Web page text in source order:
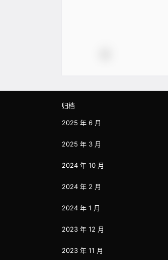
归档
2025 年 6 月
2025 年 3 月
2024 年 10 月
2024 年 2 月
2024 年 1 月
2023 年 12 月
2023 年 11 月